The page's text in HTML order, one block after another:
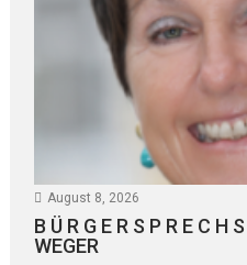
August 8, 2026
B Ü R G E R S P R E C H
WEGER